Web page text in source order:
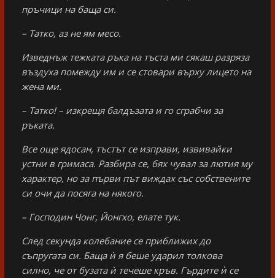
пръчици на баща си.
– Татко, аз не ям месо.
Изведнъж тежката ръка на тъста ми сякаш разряза
въздуха помежду им и се стовари върху лицето на
жена ми.
– Татко! – изкрещя балдъзата и го сграбчи за
ръката.
Все още ядосан, тъстът се изправи, извивайки
устни в гримаса. Разбира се, бях чувал за лютия му
характер, но за първи път виждах със собствените
си очи да посяга на някого.
– Господин Чонг, Йонгхо, елате тук.
След секунда колебание се приближих до
съпругата си. Баща ѝ я беше ударил толкова
силно, че от бузата ѝ течеше кръв. Гърдите ѝ се